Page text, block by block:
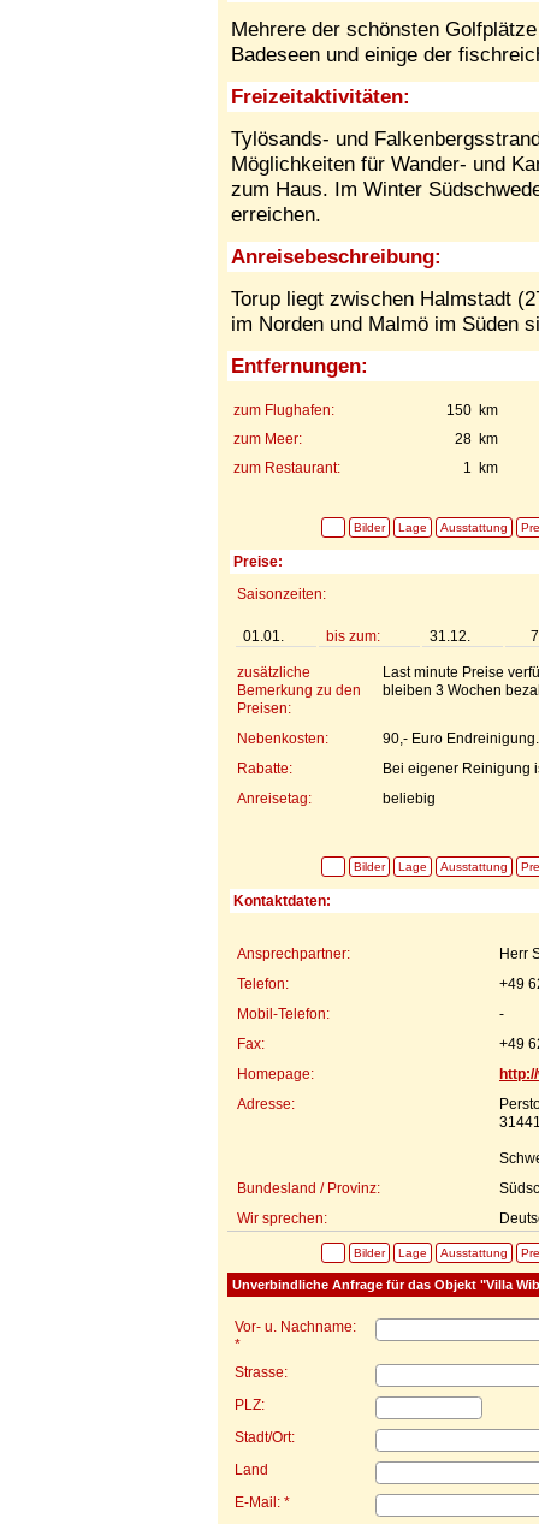
Mehrere der schönsten
Badeseen und einige der
Freizeitaktivitäten:
Tylösands- und
Möglichkeiten für Wander- und
zum Haus. Im Winter
erreichen.
Anreisebeschreibung:
Torup liegt zwischen Halmstadt
im Norden und Malmö im Süden
Entfernungen:
150 km
zum Flughafen:
28 km
zum Meer:
1 km
zum Restaurant:
Bilder Lage Ausstattung
Preise:
Saisonzeiten:
01.01. bis zum: 31.12.
zusätzliche
Bemerkung zu den
Preisen:
Last minute Preise
bleiben 3 Wochen
Nebenkosten:
90,- Euro
Rabatte:
Bei eigener Reinigung
Anreisetag:
beliebig
Bilder Lage Ausstattung
Kontaktdaten:
Ansprechpartner:
Herr
Telefon:
+49
Mobil-Telefon:
-
Fax:
+49
Homepage:
Adresse:
Bundesland / Provinz:
Wir sprechen:
Bilder Lage Ausstattung
Unverbindliche Anfrage für das Objekt "Villa
Vor- u. Nachname:
*
Strasse:
PLZ:
Stadt/Ort:
Land
E-Mail: *